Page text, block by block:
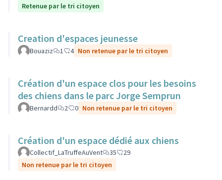
Retenue par le tri citoyen
Creation d'espaces jeunesse
Bouaziz 1 4 Non retenue par le tri citoyen
Création d'un espace clos pour les besoins
des chiens dans le parc Jorge Semprun
Bernardd 2 0 Non retenue par le tri citoyen
Création d'un espace dédié aux chiens
Collectif_LaTruffeAuVent 35
29
Non retenue par le tri citoyen